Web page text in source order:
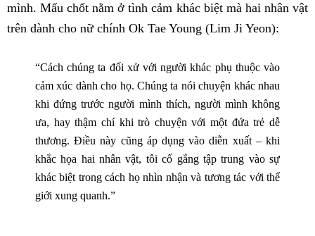
mình. Mấu chốt nằm ở tình cảm khác biệt mà hai nhân vật
trên dành cho nữ chính Ok Tae Young (Lim Ji Yeon):
“Cách chúng ta đối xử với người khác phụ thuộc vào
cảm xúc dành cho họ. Chúng ta nói chuyện khác nhau
khi đứng trước người mình thích, người mình không
ưa, hay thậm chí khi trò chuyện với một đứa trẻ dễ
thương. Điều này cũng áp dụng vào diễn xuất – khi
khắc họa hai nhân vật, tôi cố gắng tập trung vào sự
khác biệt trong cách họ nhìn nhận và tương tác với thế
giới xung quanh.”